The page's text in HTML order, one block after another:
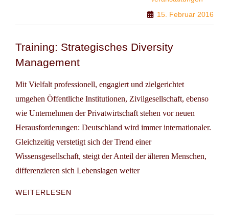
15. Februar 2016
Training: Strategisches Diversity
Management
Mit Vielfalt professionell, engagiert und zielgerichtet
umgehen Öffentliche Institutionen, Zivilgesellschaft, ebenso
wie Unternehmen der Privatwirtschaft stehen vor neuen
Herausforderungen: Deutschland wird immer internationaler.
Gleichzeitig verstetigt sich der Trend einer
Wissensgesellschaft, steigt der Anteil der älteren Menschen,
differenzieren sich Lebenslagen weiter
WEITERLESEN